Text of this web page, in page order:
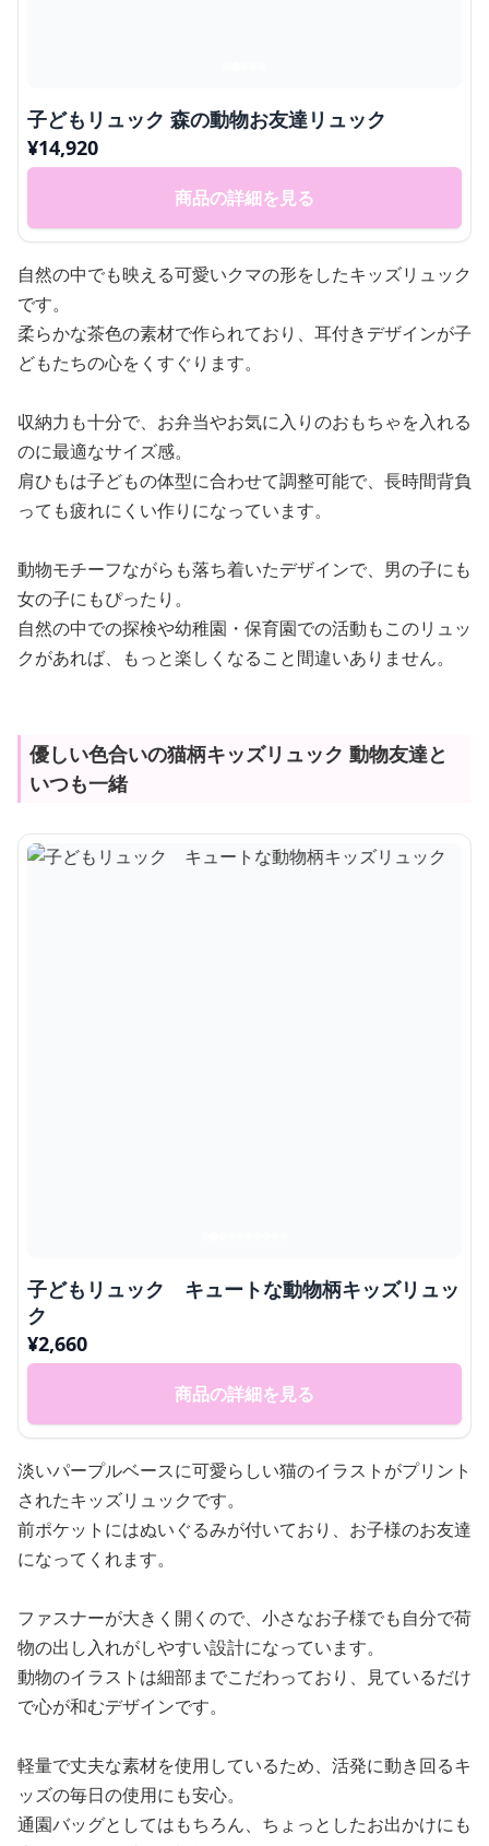
子どもリュック 森の動物お友達リュック
¥14,920
商品の詳細を見る
自然の中でも映える可愛いクマの形をしたキッズリュック
です。
柔らかな茶色の素材で作られており、耳付きデザインが子
どもたちの心をくすぐります。
収納力も十分で、お弁当やお気に入りのおもちゃを入れる
のに最適なサイズ感。
肩ひもは子どもの体型に合わせて調整可能で、長時間背負
っても疲れにくい作りになっています。
動物モチーフながらも落ち着いたデザインで、男の子にも
女の子にもぴったり。
自然の中での探検や幼稚園・保育園での活動もこのリュッ
クがあれば、もっと楽しくなること間違いありません。
優しい色合いの猫柄キッズリュック 動物友達と
いつも一緒
子どもリュック キュートな動物柄キッズリュッ
ク
¥2,660
商品の詳細を見る
淡いパープルベースに可愛らしい猫のイラストがプリント
されたキッズリュックです。
前ポケットにはぬいぐるみが付いており、お子様のお友達
になってくれます。
ファスナーが大きく開くので、小さなお子様でも自分で荷
物の出し入れがしやすい設計になっています。
動物のイラストは細部までこだわっており、見ているだけ
で心が和むデザインです。
軽量で丈夫な素材を使用しているため、活発に動き回るキ
ッズの毎日の使用にも安心。
通園バッグとしてはもちろん、ちょっとしたお出かけにも